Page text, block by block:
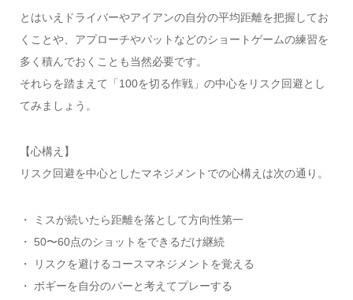
とはいえドライバーやアイアンの自分の平均距離を把握してお
くことや、アプローチやパットなどのショートゲームの練習を
多く積んでおくことも当然必要です。
それらを踏まえて「100を切る作戦」の中心をリスク回避とし
てみましょう。
【心構え】
リスク回避を中心としたマネジメントでの心構えは次の通り。
・ ミスが続いたら距離を落として方向性第一
・ 50〜60点のショットをできるだけ継続
・ リスクを避けるコースマネジメントを覚える
・ ボギーを自分のパーと考えてプレーする